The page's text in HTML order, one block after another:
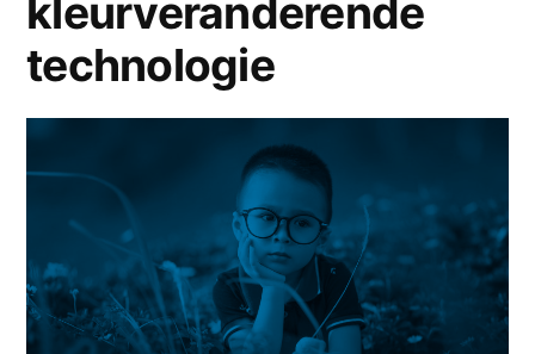
kleurveranderende
technologie